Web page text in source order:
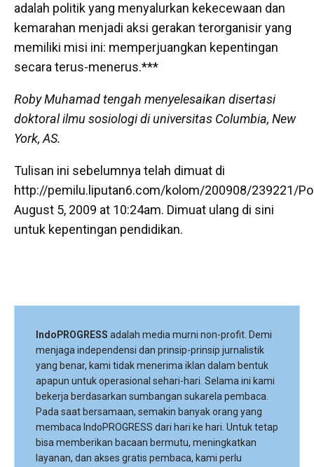
adalah politik yang menyalurkan kekecewaan dan
kemarahan menjadi aksi gerakan terorganisir yang
memiliki misi ini: memperjuangkan kepentingan
secara terus-menerus.***
Roby Muhamad tengah menyelesaikan disertasi
doktoral ilmu sosiologi di universitas Columbia, New
York, AS.
Tulisan ini sebelumnya telah dimuat di
http://pemilu.liputan6.com/kolom/200908/239221/
August 5, 2009 at 10:24am. Dimuat ulang di sini
untuk kepentingan pendidikan.
IndoPROGRESS adalah media murni non-profit. Demi
menjaga independensi dan prinsip-prinsip jurnalistik
yang benar, kami tidak menerima iklan dalam bentuk
apapun untuk operasional sehari-hari. Selama ini kami
bekerja berdasarkan sumbangan sukarela pembaca.
Pada saat bersamaan, semakin banyak orang yang
membaca IndoPROGRESS dari hari ke hari. Untuk tetap
bisa memberikan bacaan bermutu, meningkatkan
layanan, dan akses gratis pembaca, kami perlu